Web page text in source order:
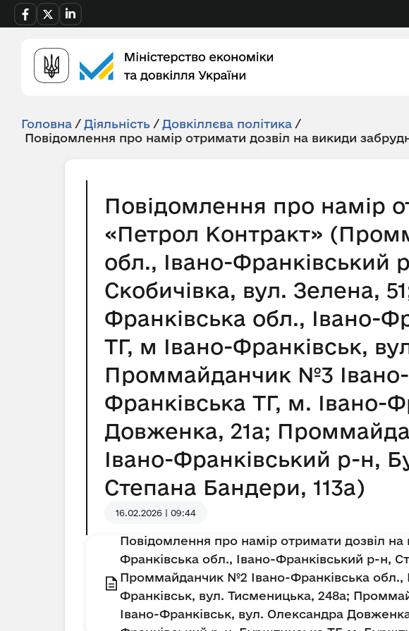
Головна / Діяльність / Довкіллєва політика /
Повідомлення про намір отримати дозвіл на викиди
Повідомлення про намір
«Петрол Контракт»
обл., Івано-Франківський
Скобичівка, вул. Зелена,
Франківська обл., Івано-
ТГ, м Івано-Франківськ,
Проммайданчик №3 Івано-
Франківська ТГ, м. Івано-
Довженка, 21а;
Івано-Франківський р-н,
Степана Бандери, 113а)
16.02.2026 | 09:44
Повідомлення про намір отримати дозвіл
Франківська обл., Івано-Франківський р-н,
Проммайданчик №2 Івано-Франківська обл.,
Франківськ, вул. Тисменицька, 248а;
Івано-Франківськ, вул. Олександра